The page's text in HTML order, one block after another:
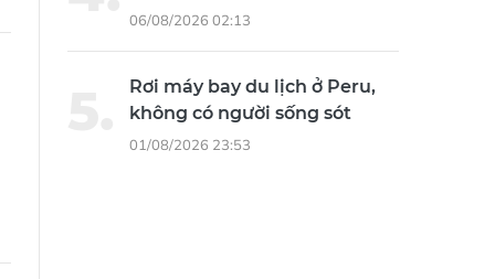
06/08/2026 02:13
Rơi máy bay du lịch ở Peru,
không có người sống sót
01/08/2026 23:53